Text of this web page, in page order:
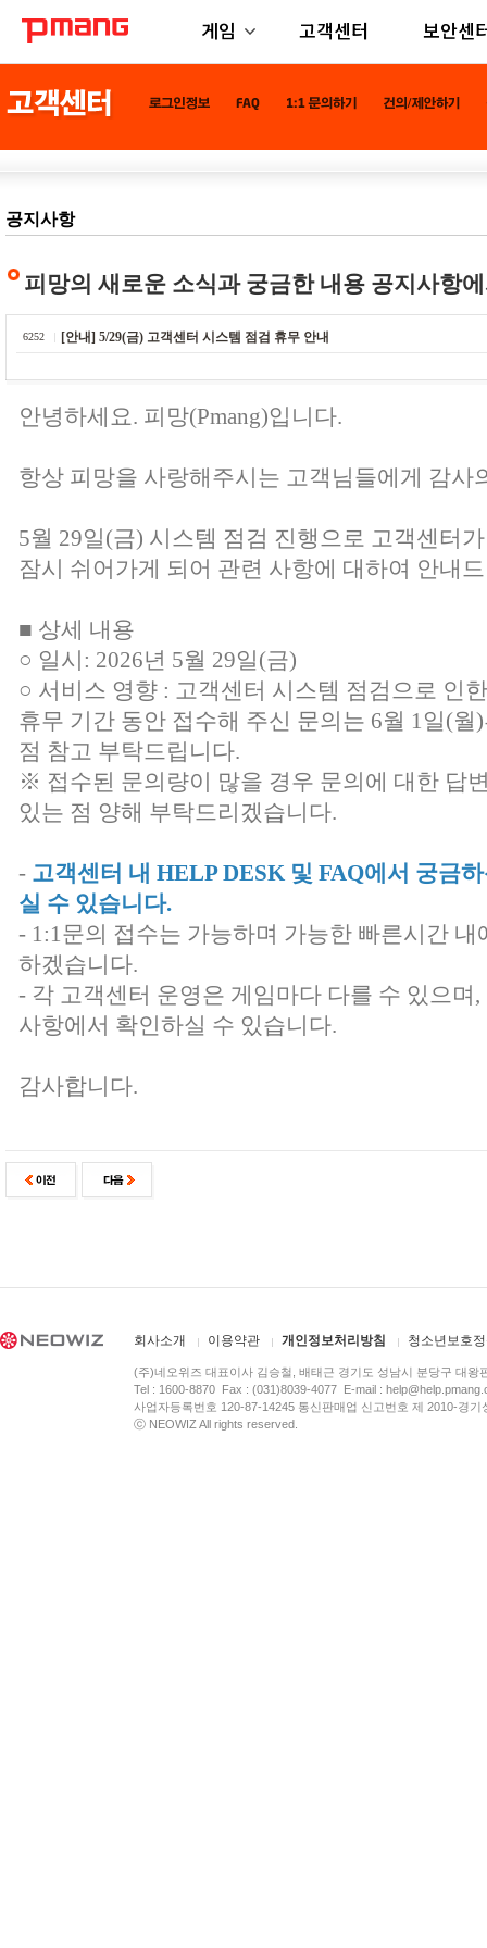
게임 고객센터 보안센
공지사항
피망의 새로운 소식과 궁금한 내용 공지사항
6252 [안내] 5/29(금) 고객센터 시스템 점검 휴무 안내
안녕하세요. 피망(Pmang)입니다.
항상 피망을 사랑해주시는 고객님들에게 감사
5월 29일(금) 시스템 점검 진행으로 고객센터가
잠시 쉬어가게 되어 관련 사항에 대하여 안내
■ 상세 내용
○ 일시: 2026년 5월 29일(금)
○ 서비스 영향 : 고객센터 시스템 점검으로 인
휴무 기간 동안 접수해 주신 문의는 6월 1일(
점 참고 부탁드립니다.
※ 접수된 문의량이 많을 경우 문의에 대한 답
있는 점 양해 부탁드리겠습니다.
- 고객센터 내 HELP DESK 및 FAQ에서 궁금
실 수 있습니다.
- 1:1문의 접수는 가능하며 가능한 빠른시간
하겠습니다.
- 각 고객센터 운영은 게임마다 다를 수 있으며
사항에서 확인하실 수 있습니다.
감사합니다.
회사소개 이용약관 개인정보처리방침 청소년보호
(주)네오위즈 대표이사 김승철, 배태근 경기도 성남시 분당구 대왕
Tel : 1600-8870 Fax : (031)8039-4077 E-mail :
사업자등록번호 120-87-14245 통신판매업 신고번호 제 2010-경
ⓒ NEOWIZ All rights reserved.